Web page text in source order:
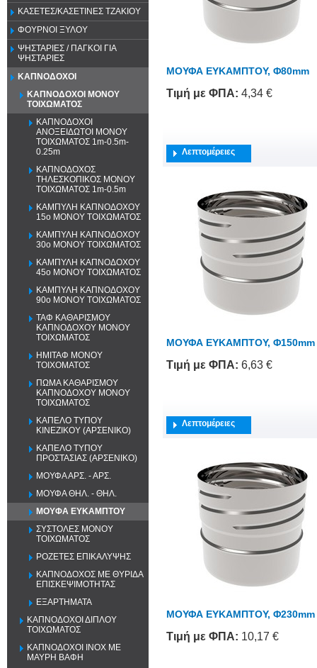
ΚΑΣΕΤΕΣ/ΚΑΣΕΤΙΝΕΣ ΤΖΑΚΙΟΥ
ΦΟΥΡΝΟΙ ΞΥΛΟΥ
ΨΗΣΤΑΡΙΕΣ / ΠΑΓΚΟΙ ΓΙΑ
ΨΗΣΤΑΡΙΕΣ
ΚΑΠΝΟΔΟΧΟΙ
ΚΑΠΝΟΔΟΧΟΙ ΜΟΝΟΥ
ΤΟΙΧΩΜΑΤΟΣ
ΚΑΠΝΟΔΟΧΟΙ
ΑΝΟΞΕΙΔΩΤΟΙ ΜΟΝΟΥ
ΤΟΙΧΩΜΑΤΟΣ 1m-0.5m-
0.25m
ΚΑΠΝΟΔΟΧΟΣ
ΤΗΛΕΣΚΟΠΙΚΟΣ ΜΟΝΟΥ
ΤΟΙΧΩΜΑΤΟΣ 1m-0.5m
ΚΑΜΠΥΛΗ ΚΑΠΝΟΔΟΧΟΥ
15o ΜΟΝΟΥ ΤΟΙΧΩΜΑΤΟΣ
ΚΑΜΠΥΛΗ ΚΑΠΝΟΔΟΧΟΥ
30o ΜΟΝΟΥ ΤΟΙΧΩΜΑΤΟΣ
ΚΑΜΠΥΛΗ ΚΑΠΝΟΔΟΧΟΥ
45o ΜΟΝΟΥ ΤΟΙΧΩΜΑΤΟΣ
ΚΑΜΠΥΛΗ ΚΑΠΝΟΔΟΧΟΥ
90o ΜΟΝΟΥ ΤΟΙΧΩΜΑΤΟΣ
ΤΑΦ ΚΑΘΑΡΙΣΜΟΥ
ΚΑΠΝΟΔΟΧΟΥ ΜΟΝΟΥ
ΤΟΙΧΩΜΑΤΟΣ
ΗΜΙΤΑΦ ΜΟΝΟΥ
ΤΟΙΧΟΜΑΤΟΣ
ΠΩΜΑ ΚΑΘΑΡΙΣΜΟΥ
ΚΑΠΝΟΔΟΧΟΥ ΜΟΝΟΥ
ΤΟΙΧΩΜΑΤΟΣ
ΚΑΠΕΛΟ ΤΥΠΟΥ
ΚΙΝΕΖΙΚΟΥ (ΑΡΣΕΝΙΚΟ)
ΚΑΠΕΛΟ ΤΥΠΟΥ
ΠΡΟΣΤΑΣΙΑΣ (ΑΡΣΕΝΙΚΟ)
ΜΟΥΦΑ ΑΡΣ. - ΑΡΣ.
ΜΟΥΦΑ ΘΗΛ. - ΘΗΛ.
ΜΟΥΦΑ ΕΥΚΑΜΠΤΟΥ
ΣΥΣΤΟΛΕΣ ΜΟΝΟΥ
ΤΟΙΧΩΜΑΤΟΣ
ΡΟΖΕΤΕΣ ΕΠΙΚΑΛΥΨΗΣ
ΚΑΠΝΟΔΟΧΟΣ ΜΕ ΘΥΡΙΔΑ
ΕΠΙΣΚΕΨΙΜΟΤΗΤΑΣ
ΕΞΑΡΤΗΜΑΤΑ
ΚΑΠΝΟΔΟΧΟΙ ΔΙΠΛΟΥ
ΤΟΙΧΩΜΑΤΟΣ
ΚΑΠΝΟΔΟΧΟΙ ΙΝΟΧ ΜΕ
ΜΑΥΡΗ ΒΑΦΗ
ΜΟΥΦΑ ΕΥΚΑΜΠΤΟΥ, Φ80mm
Τιμή με ΦΠΑ: 4,34 €
Λεπτομέρειες
ΜΟΥΦΑ ΕΥΚΑΜΠΤΟΥ, Φ150mm
Τιμή με ΦΠΑ: 6,63 €
Λεπτομέρειες
ΜΟΥΦΑ ΕΥΚΑΜΠΤΟΥ, Φ230mm
Τιμή με ΦΠΑ: 10,17 €